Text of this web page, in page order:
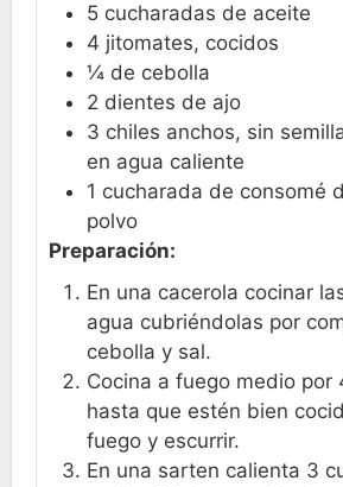
5 cucharadas de aceite
4 jitomates, cocidos
¼ de cebolla
2 dientes de ajo
3 chiles anchos, sin
en agua caliente
1 cucharada de consomé
polvo
Preparación:
En una cacerola cocinar
agua cubriéndolas por
cebolla y sal.
Cocina a fuego medio por
hasta que estén bien
fuego y escurrir.
En una sarten calienta 3